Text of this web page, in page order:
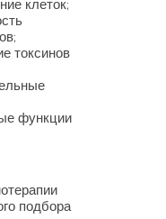
клеток;
токсинов
функции
подбора